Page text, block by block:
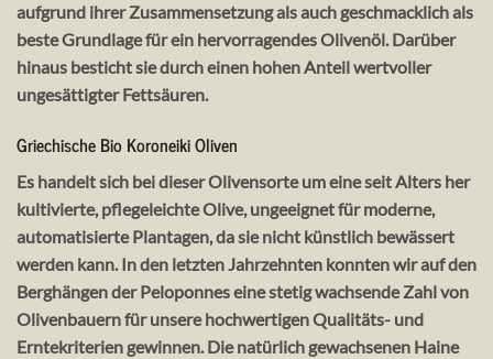
aufgrund ihrer Zusammensetzung als auch geschmacklich als
beste Grundlage für ein hervorragendes Olivenöl. Darüber
hinaus besticht sie durch einen hohen Anteil wertvoller
ungesättigter Fettsäuren.
Griechische Bio Koroneiki Oliven
Es handelt sich bei dieser Olivensorte um eine seit Alters her
kultivierte, pflegeleichte Olive, ungeeignet für moderne,
automatisierte Plantagen, da sie nicht künstlich bewässert
werden kann. In den letzten Jahrzehnten konnten wir auf den
Berghängen der Peloponnes eine stetig wachsende Zahl von
Olivenbauern für unsere hochwertigen Qualitäts- und
Erntekriterien gewinnen. Die natürlich gewachsenen Haine